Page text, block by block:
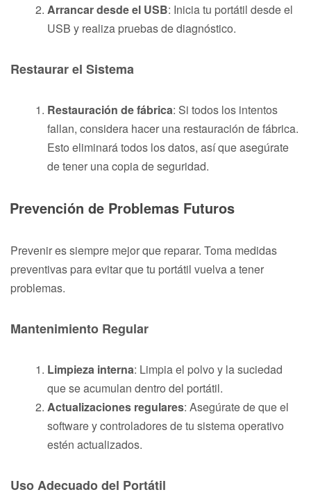
Arrancar desde el USB: Inicia tu portátil desde el
USB y realiza pruebas de diagnóstico.
Restaurar el Sistema
Restauración de fábrica: Si todos los intentos
fallan, considera hacer una restauración de fábrica.
Esto eliminará todos los datos, así que asegúrate
de tener una copia de seguridad.
Prevención de Problemas Futuros
Prevenir es siempre mejor que reparar. Toma medidas
preventivas para evitar que tu portátil vuelva a tener
problemas.
Mantenimiento Regular
Limpieza interna: Limpia el polvo y la suciedad
que se acumulan dentro del portátil.
Actualizaciones regulares: Asegúrate de que el
software y controladores de tu sistema operativo
estén actualizados.
Uso Adecuado del Portátil